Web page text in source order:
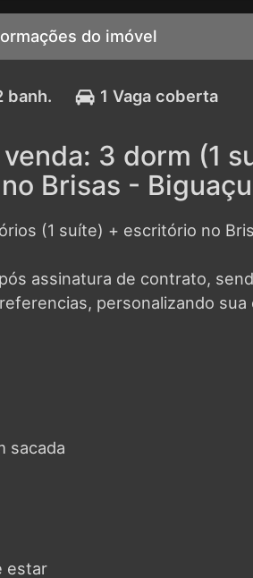
do imóvel
banh. 1 Vaga coberta
3 dorm (1
Brisas - Biguaçu
(1 suíte) + escritório no
assinatura de contrato,
personalizando sua
sacada
estar